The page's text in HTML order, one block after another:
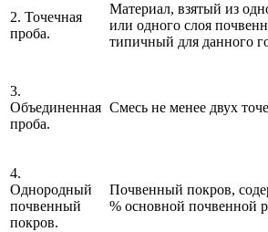
2. Точечная
проба.
Материал, взятый из
или одного слоя
типичный для данного
3.
Объединенная
проба.
Смесь не менее двух
4.
Однородный
почвенный
покров.
Почвенный покров,
% основной почвенной